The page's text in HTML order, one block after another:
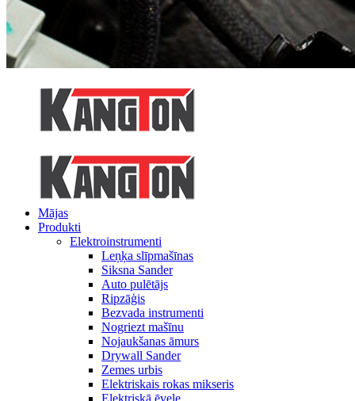
Mājas
Produkti
Elektroinstrumenti
Leņķa slīpmašīnas
Siksna Sander
Auto pulētājs
Ripzāģis
Bezvada instrumenti
Nogriezt mašīnu
Nojaukšanas āmurs
Drywall Sander
Zemes urbis
Elektriskais rokas mikseris
Elektriskā ēvele